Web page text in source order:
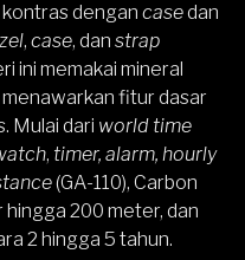
dengan casedan
, case, dan strap
ini memakai mineral
menawarkan fitur dasar
Mulai dari world time
, timer, alarm, hourly
(GA-110), Carbon
hingga 200 meter, dan
2 hingga 5 tahun.